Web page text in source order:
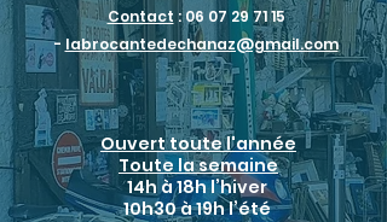
Contact : 06 07 29 71 15
- labrocantedechanaz@gmail.com
Ouvert toute l'année
Toute la semaine
14h à 18h l’hiver
10h30 à 19h l’été